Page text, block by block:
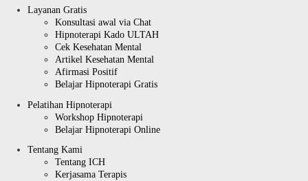
Layanan Gratis
Konsultasi awal via Chat
Hipnoterapi Kado ULTAH
Cek Kesehatan Mental
Artikel Kesehatan Mental
Afirmasi Positif
Belajar Hipnoterapi Gratis
Pelatihan Hipnoterapi
Workshop Hipnoterapi
Belajar Hipnoterapi Online
Tentang Kami
Tentang ICH
Kerjasama Terapis